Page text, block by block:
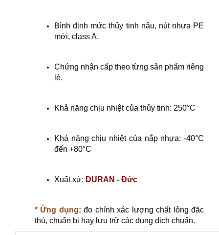
Bình định mức thủy tinh nâu, nút nhựa PE
mới, class A.
Chứng nhận cấp theo từng sản phẩm riêng
lẻ.
Khả năng chịu nhiệt của thủy tinh: 250°C
Khả năng chịu nhiệt của nắp nhựa: -40°C
đến +80°C
Xuất xứ: DURAN - Đức
* Ứng dụng: đo chính xác lượng chất lỏng đặc
thù, chuẩn bị hay lưu trữ các dung dịch chuẩn.